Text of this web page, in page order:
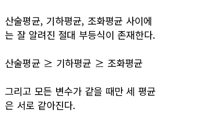
산술평균, 기하평균, 조화평균 사이에
는 잘 알려진 절대 부등식이 존재한다.
산술평균 ≥ 기하평균 ≥ 조화평균
그리고 모든 변수가 같을 때만 세 평균
은 서로 같아진다.